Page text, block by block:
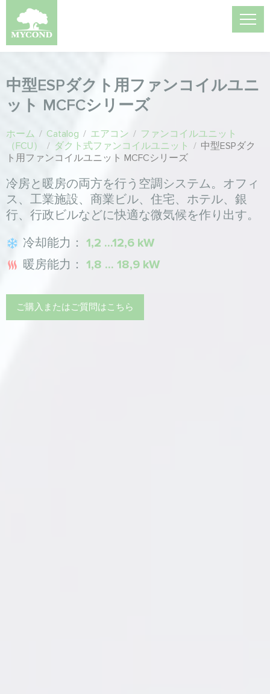
中型ESPダクト用ファンコイルユニ
ット MCFCシリーズ
ホーム / Catalog / エアコン / ファンコイルユニット
（FCU）
/ ダクト式ファンコイルユニット / 中型ESPダク
ト用ファンコイルユニット MCFCシリーズ
冷房と暖房の両方を行う空調システム。オフィ
ス、工業施設、商業ビル、住宅、ホテル、銀
行、行政ビルなどに快適な微気候を作り出す。
冷却能力： 1,2 ...12,6 kW
暖房能力： 1,8 ... 18,9 kW
ご購入またはご質問はこちら